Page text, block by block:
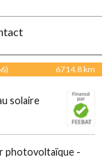
6714.8 km
solaire
photovoltaïque -